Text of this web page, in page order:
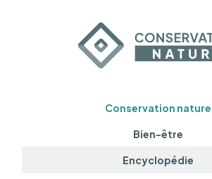
Conservation nature
Bien-être
Encyclopédie